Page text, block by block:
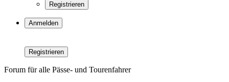
Registrieren
Anmelden
Registrieren
Forum für alle Pässe- und Tourenfahrer